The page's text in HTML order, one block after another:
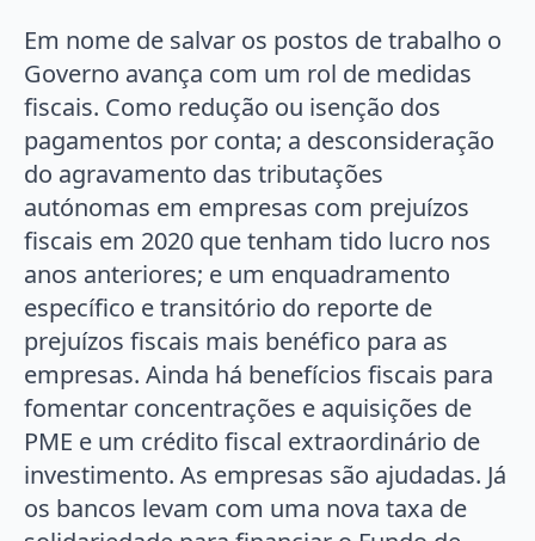
Em nome de salvar os postos de trabalho o
Governo avança com um rol de medidas
fiscais. Como redução ou isenção dos
pagamentos por conta; a desconsideração
do agravamento das tributações
autónomas em empresas com prejuízos
fiscais em 2020 que tenham tido lucro nos
anos anteriores; e um enquadramento
específico e transitório do reporte de
prejuízos fiscais mais benéfico para as
empresas. Ainda há benefícios fiscais para
fomentar concentrações e aquisições de
PME e um crédito fiscal extraordinário de
investimento. As empresas são ajudadas. Já
os bancos levam com uma nova taxa de